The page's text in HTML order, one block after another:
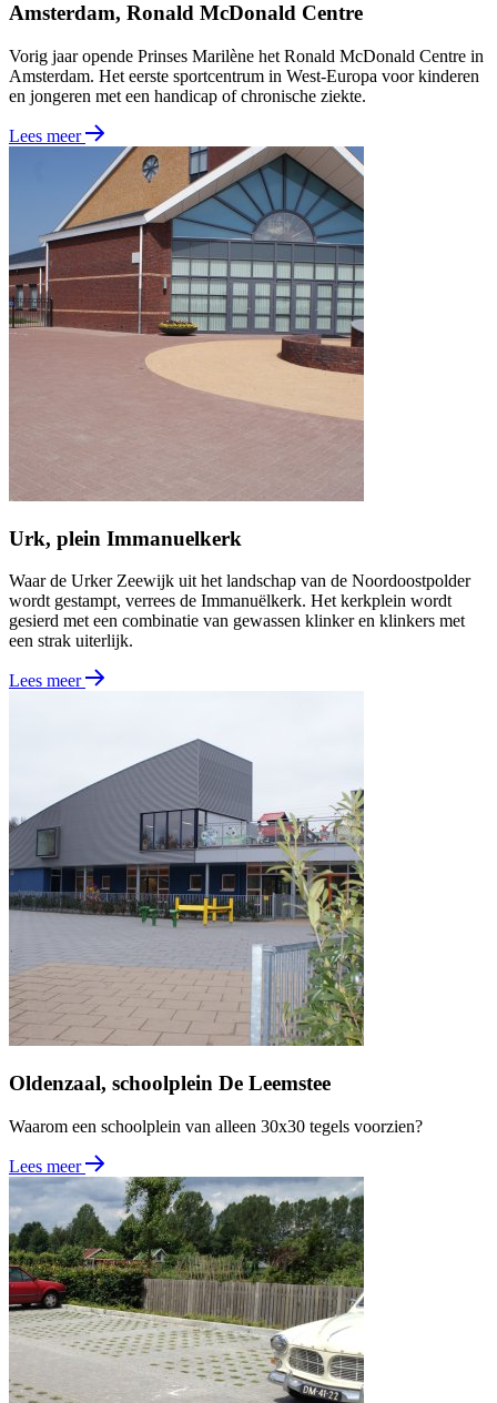
Amsterdam, Ronald McDonald Centre
Vorig jaar opende Prinses Marilène het Ronald McDonald Centre in
Amsterdam. Het eerste sportcentrum in West-Europa voor kinderen
en jongeren met een handicap of chronische ziekte.
Lees meer
Urk, plein Immanuelkerk
Waar de Urker Zeewijk uit het landschap van de Noordoostpolder
wordt gestampt, verrees de Immanuëlkerk. Het kerkplein wordt
gesierd met een combinatie van gewassen klinker en klinkers met
een strak uiterlijk.
Lees meer
Oldenzaal, schoolplein De Leemstee
Waarom een schoolplein van alleen 30x30 tegels voorzien?
Lees meer